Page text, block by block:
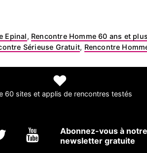
Epinal, Rencontre Homme 60 ans et plus
Sérieuse Gratuit, Rencontre
❤
60 sites et applis de rencontres testés
Abonnez-vous à notre
newsletter gratuite